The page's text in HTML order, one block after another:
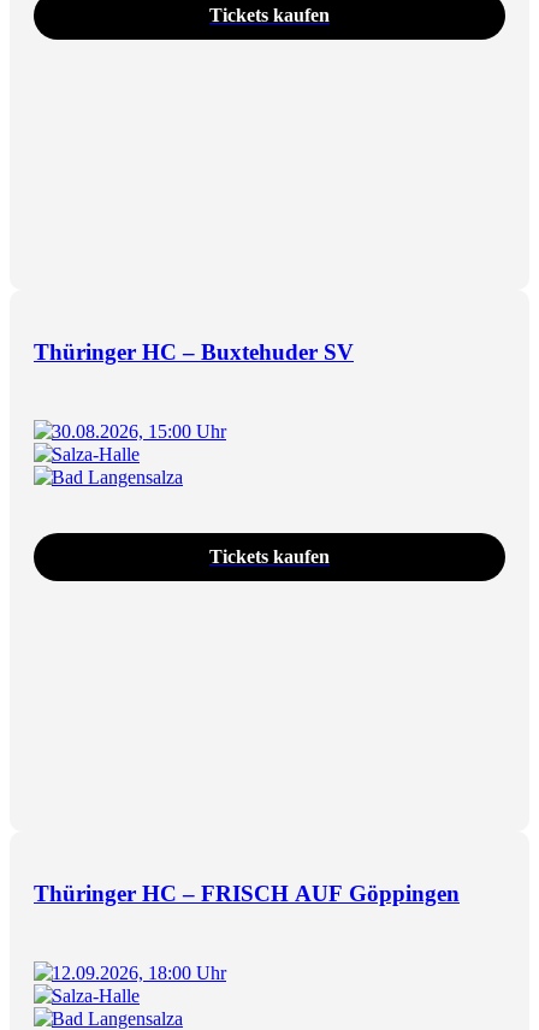
Tickets kaufen
Thüringer HC – Buxtehuder SV
30.08.2026, 15:00 Uhr
Salza-Halle
Bad Langensalza
Tickets kaufen
Thüringer HC – FRISCH AUF Göppingen
12.09.2026, 18:00 Uhr
Salza-Halle
Bad Langensalza